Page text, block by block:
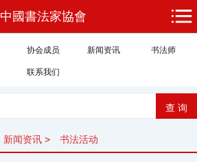
中國書法家協會
协会成员 新闻资讯 书法师
联系我们
新闻资讯 > 书法活动